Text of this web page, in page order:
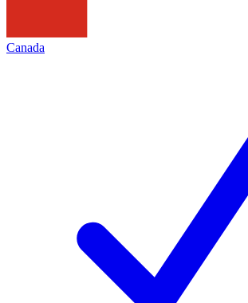
Canada